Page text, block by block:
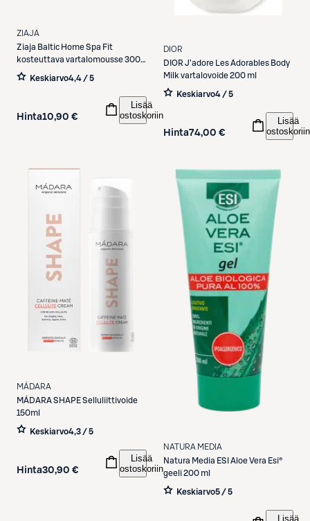
ZIAJA
Ziaja Baltic Home Spa Fit
kosteuttava vartalomousse 300
ml
Keskiarvo4,4 / 5
Hinta10,90 €
Lisää
ostoskoriin
DIOR
DIOR J’adore Les Adorables Body
Milk vartalovoide 200 ml
Keskiarvo4 / 5
Hinta74,00 €
Lisää
ostoskoriin
MÁDARA
MÁDARASHAPE Selluliittivoide
150ml
Keskiarvo4,3 / 5
Hinta30,90 €
Lisää
ostoskoriin
NATURA MEDIA
Natura Media ESI Aloe Vera Esi®
geeli 200 ml
Keskiarvo5 / 5
Lisää